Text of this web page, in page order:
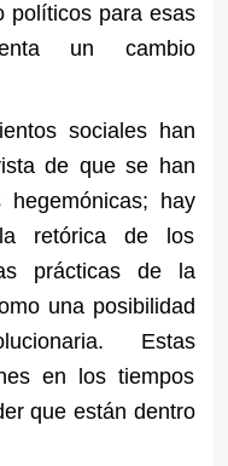
políticos para esas
un cambio
sociales han
de que se han
hay
retórica de los
prácticas de la
una posibilidad
Estas
en los tiempos
que están dentro